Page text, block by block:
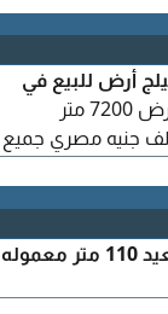
أرض للبيع في
شارع المنيل الرئيسي موقع مميز جدا مساحة الأرض 7200 متر
على أربع شوارع سعر المتر نهائي 180 ألف جنيه مصري جميع
يوجد قطعة أرض خلف بيت الحاج وحيد سعيد 110 متر معموله